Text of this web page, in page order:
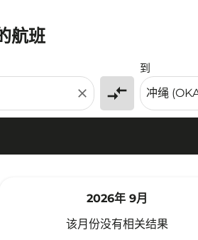
航班
close compare_arrows
到
2026年 9月
该月份没有相关结果